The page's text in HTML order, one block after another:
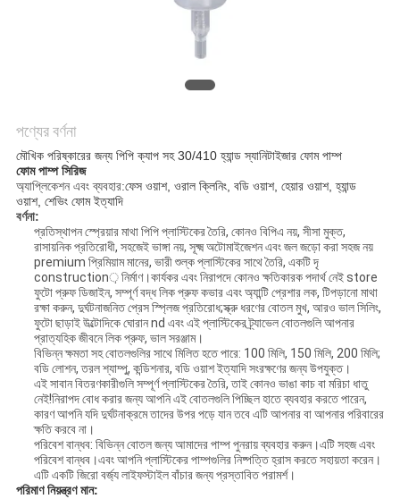
পণ্যের বর্ণনা
মৌখিক পরিষ্কারের জন্য পিপি ক্যাপ সহ 30/410 হ্যান্ড স্যানিটাইজার ফোম পাম্প
ফোম পাম্প সিরিজ
অ্যাপ্লিকেশন এবং ব্যবহার:ফেস ওয়াশ, ওরাল ক্লিনিং, বডি ওয়াশ, হেয়ার ওয়াশ, হ্যান্ড
ওয়াশ, শেভিং ফোম ইত্যাদি
বর্ণনা:
প্রতিস্থাপন স্প্রেয়ার মাথা পিপি প্লাস্টিকের তৈরি, কোনও বিপিএ নয়, সীসা মুক্ত,
রাসায়নিক প্রতিরোধী, সহজেই ভাঙ্গা নয়, সূক্ষ্ম অটোমাইজেশন এবং জল জড়ো করা সহজ নয়
premium প্রিমিয়াম মানের, ভারী শুল্ক প্লাস্টিকের সাথে তৈরি, একটি দৃ
construction় নির্মাণ।কার্যকর এবং নিরাপদে কোনও ক্ষতিকারক পদার্থ নেই store
ফুটো প্রুফ ডিজাইন, সম্পূর্ণ বদ্ধ লিক প্রুফ কভার এবং অ্যান্টি প্রেশার লক, টিপড়ানো মাথা
রক্ষা করুন, দুর্ঘটনাজনিত প্রেস স্প্লিজ প্রতিরোধ;স্ক্রু ধরণের বোতল মুখ, আরও ভাল সিলিং,
ফুটো ছাড়াই উল্টোদিকে ঘোরান nd এবং এই প্লাস্টিকের ট্র্যাভেল বোতলগুলি আপনার
প্রাত্যহিক জীবনে লিক প্রুফ, ভাল সরঞ্জাম।
বিভিন্ন ক্ষমতা সহ বোতলগুলির সাথে মিলিত হতে পারে: 100 মিলি, 150 মিলি, 200 মিলি;
বডি লোশন, তরল শ্যাম্পু, কন্ডিশনার, বডি ওয়াশ ইত্যাদি সংরক্ষণের জন্য উপযুক্ত।
এই সাবান বিতরণকারীগুলি সম্পূর্ণ প্লাস্টিকের তৈরি, তাই কোনও ভাঙা কাচ বা মরিচা ধাতু
নেই!নিরাপদ বোধ করার জন্য আপনি এই বোতলগুলি পিচ্ছিল হাতে ব্যবহার করতে পারেন,
কারণ আপনি যদি দুর্ঘটনাক্রমে তাদের উপর পড়ে যান তবে এটি আপনার বা আপনার পরিবারের
ক্ষতি করবে না।
পরিবেশ বান্ধব: বিভিন্ন বোতল জন্য আমাদের পাম্প পুনরায় ব্যবহার করুন।এটি সহজ এবং
পরিবেশ বান্ধব।এবং আপনি প্লাস্টিকের পাম্পগুলির নিষ্পত্তি হ্রাস করতে সহায়তা করেন।
এটি একটি জিরো বর্জ্য লাইফস্টাইল বাঁচার জন্য প্রস্তাবিত পরামর্শ।
পরিমাণ নিয়ন্ত্রণ মান: